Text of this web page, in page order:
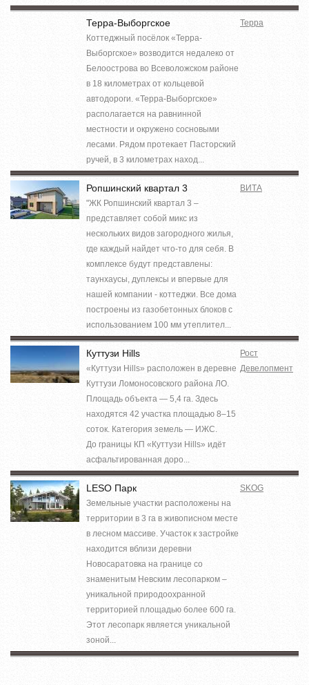
Терра-Выборгское
Коттеджный посёлок «Терра-
Выборгское» возводится недалеко от
Белоострова во Всеволожском районе
в 18 километрах от кольцевой
автодороги. «Терра-Выборгское»
располагается на равнинной
местности и окружено сосновыми
лесами. Рядом протекает Пасторский
ручей, в 3 километрах наход...
Терра
Ропшинский квартал 3
"ЖК Ропшинский квартал 3 –
представляет собой микс из
нескольких видов загородного жилья,
где каждый найдет что-то для себя. В
комплексе будут представлены:
таунхаусы, дуплексы и впервые для
нашей компании - коттеджи. Все дома
построены из газобетонных блоков с
использованием 100 мм утеплител...
ВИТА
Куттузи Hills
«Куттузи Hills» расположен в деревне
Куттузи Ломоносовского района ЛО.
Площадь объекта — 5,4 га. Здесь
находятся 42 участка площадью 8–15
соток. Категория земель — ИЖС.
До границы КП «Куттузи Hills» идёт
асфальтированная доро...
Рост
Девелопмент
LESO Парк
Земельные участки расположены на
территории в 3 га в живописном месте
в лесном массиве. Участок к застройке
находится вблизи деревни
Новосаратовка на границе со
знаменитым Невским лесопарком –
уникальной природоохранной
территорией площадью более 600 га.
Этот лесопарк является уникальной
зоной...
SKOG